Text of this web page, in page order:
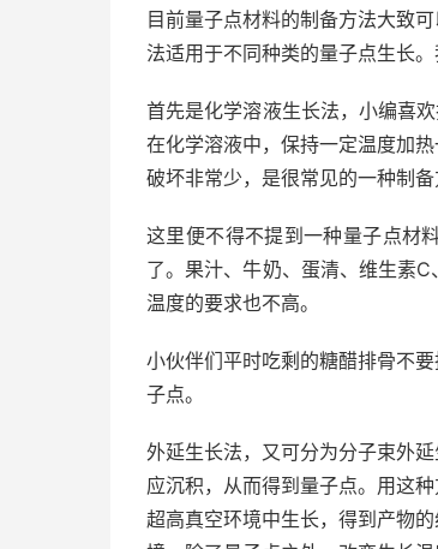
目前量子点材料的制备方法大致
法适用于不同种类的量子点生长。
首先是化学溶液生长法，小编喜
在化学溶液中，保持一定温度加
破坏非常少，是很常见的一种制备
这里便不得不提到一种量子点材
了。果汁、牛奶、蛋清、维生素
温度的要求也不高。
小伙伴们平时吃剩的糖醋排骨不
子点。
外延生长法，又可分为分子束外
应沉积，从而得到量子点。用这
超高真空环境中生长，得到产物